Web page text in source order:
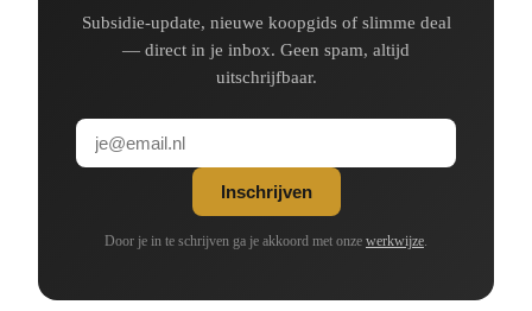
Subsidie-update, nieuwe koopgids of slimme deal
— direct in je inbox. Geen spam, altijd
uitschrijfbaar.
Inschrijven
Door je in te schrijven ga je akkoord met onze werkwijze.